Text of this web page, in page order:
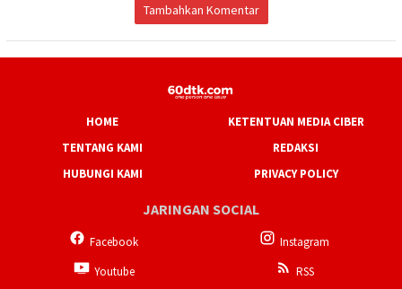
Tambahkan Komentar
HOME
KETENTUAN MEDIA CIBER
TENTANG KAMI
REDAKSI
HUBUNGI KAMI
PRIVACY POLICY
JARINGAN SOCIAL
Facebook
Instagram
Youtube
RSS